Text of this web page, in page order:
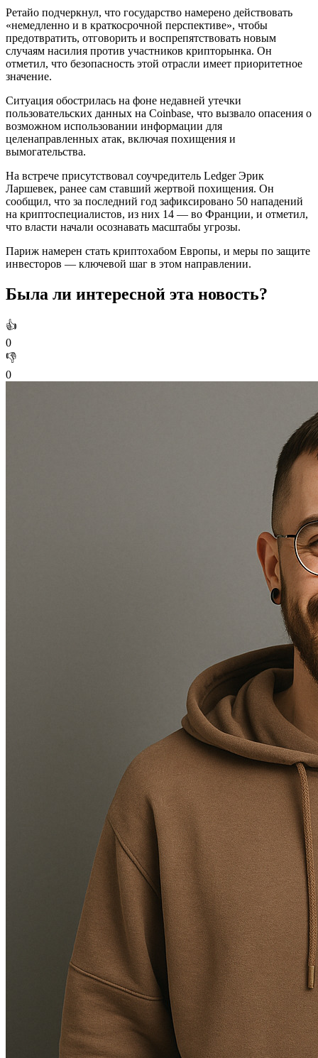
Ретайо подчеркнул, что государство намерено действовать
«немедленно и в краткосрочной перспективе», чтобы
предотвратить, отговорить и воспрепятствовать новым
случаям насилия против участников крипторынка. Он
отметил, что безопасность этой отрасли имеет приоритетное
значение.
Ситуация обострилась на фоне недавней утечки
пользовательских данных на Coinbase, что вызвало опасения о
возможном использовании информации для
целенаправленных атак, включая похищения и
вымогательства.
На встрече присутствовал соучредитель Ledger Эрик
Ларшевек, ранее сам ставший жертвой похищения. Он
сообщил, что за последний год зафиксировано 50 нападений
на криптоспециалистов, из них 14 — во Франции, и отметил,
что власти начали осознавать масштабы угрозы.
Париж намерен стать криптохабом Европы, и меры по защите
инвесторов — ключевой шаг в этом направлении.
Была ли интересной эта новость?
👍
0
👎
0